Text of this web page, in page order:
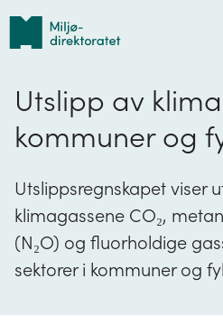
Tilbake
Utslipp av
kommuner og
Utslippsregnskapet viser
klimagassene CO₂,
(N₂O) og fluorholdige
sektorer i kommuner og